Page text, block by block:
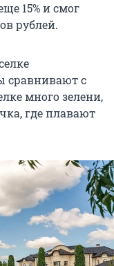
15% и смог
рублей.
сравнивают с
много зелени,
где плавают